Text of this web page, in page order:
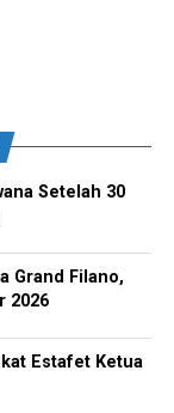
Setelah 30
Grand Filano,
2026
Estafet Ketua